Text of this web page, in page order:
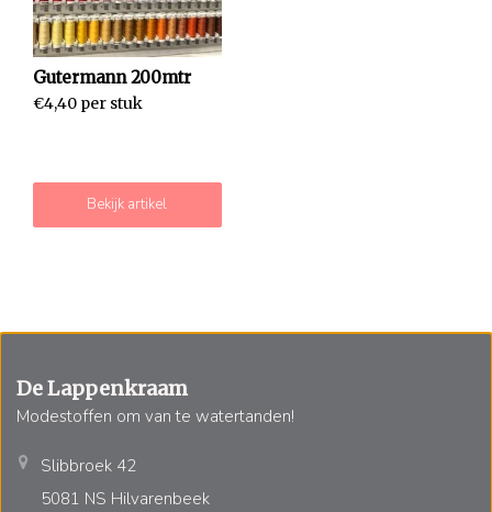
Gutermann 200mtr
€4,40 per stuk
Bekijk artikel
De Lappenkraam
Modestoffen om van te watertanden!
Slibbroek 42
5081 NS Hilvarenbeek